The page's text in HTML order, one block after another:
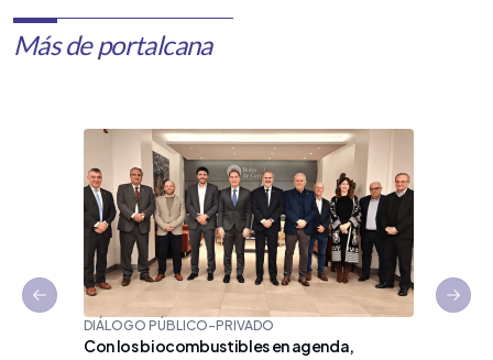
Más de portalcana
DIÁLOGO PÚBLICO-PRIVADO
Con los biocombustibles en agenda,
Previous slide Next